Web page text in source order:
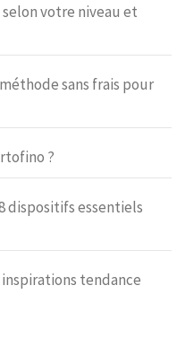
votre niveau et
sans frais pour
?
dispositifs essentiels
tendance